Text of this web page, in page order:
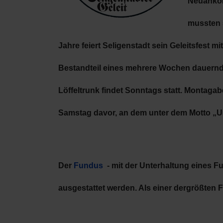
mussten
Jahre feiert Seligenstadt sein Geleitsfest
Bestandteil eines mehrere Wochen
Löffeltrunk findet Sonntags statt.
Samstag davor, an dem unter dem Motto
Der Fundus - mit der Unterhaltung eines
ausgestattet werden. Als einer dergrößten